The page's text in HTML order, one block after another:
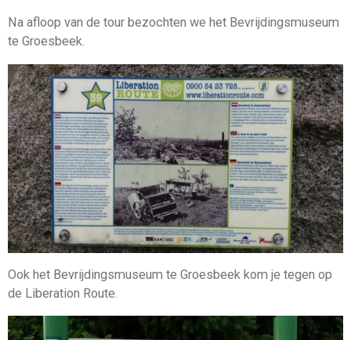
Na afloop van de tour bezochten we het Bevrijdingsmuseum
te Groesbeek.
Ook het Bevrijdingsmuseum te Groesbeek kom je tegen op
de Liberation Route.